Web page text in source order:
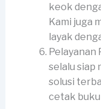
keok
Kami juga
layak
Pelayanan
selalu siap
solusi
cetak